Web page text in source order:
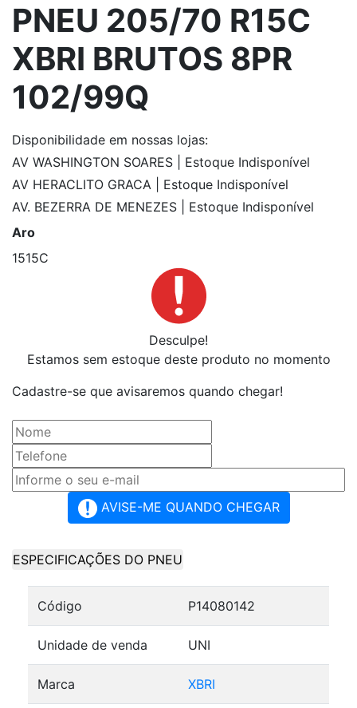
PNEU 205/70 R15C
XBRI BRUTOS 8PR
102/99Q
Disponibilidade em nossas lojas:
AV WASHINGTON SOARES | Estoque Indisponível
AV HERACLITO GRACA | Estoque Indisponível
AV. BEZERRA DE MENEZES | Estoque Indisponível
Aro
1515C
Desculpe!
Estamos sem estoque deste produto no momento
Cadastre-se que avisaremos quando chegar!
AVISE-ME QUANDO CHEGAR
ESPECIFICAÇÕES DO PNEU
Código P14080142
Unidade de venda UNI
Marca XBRI